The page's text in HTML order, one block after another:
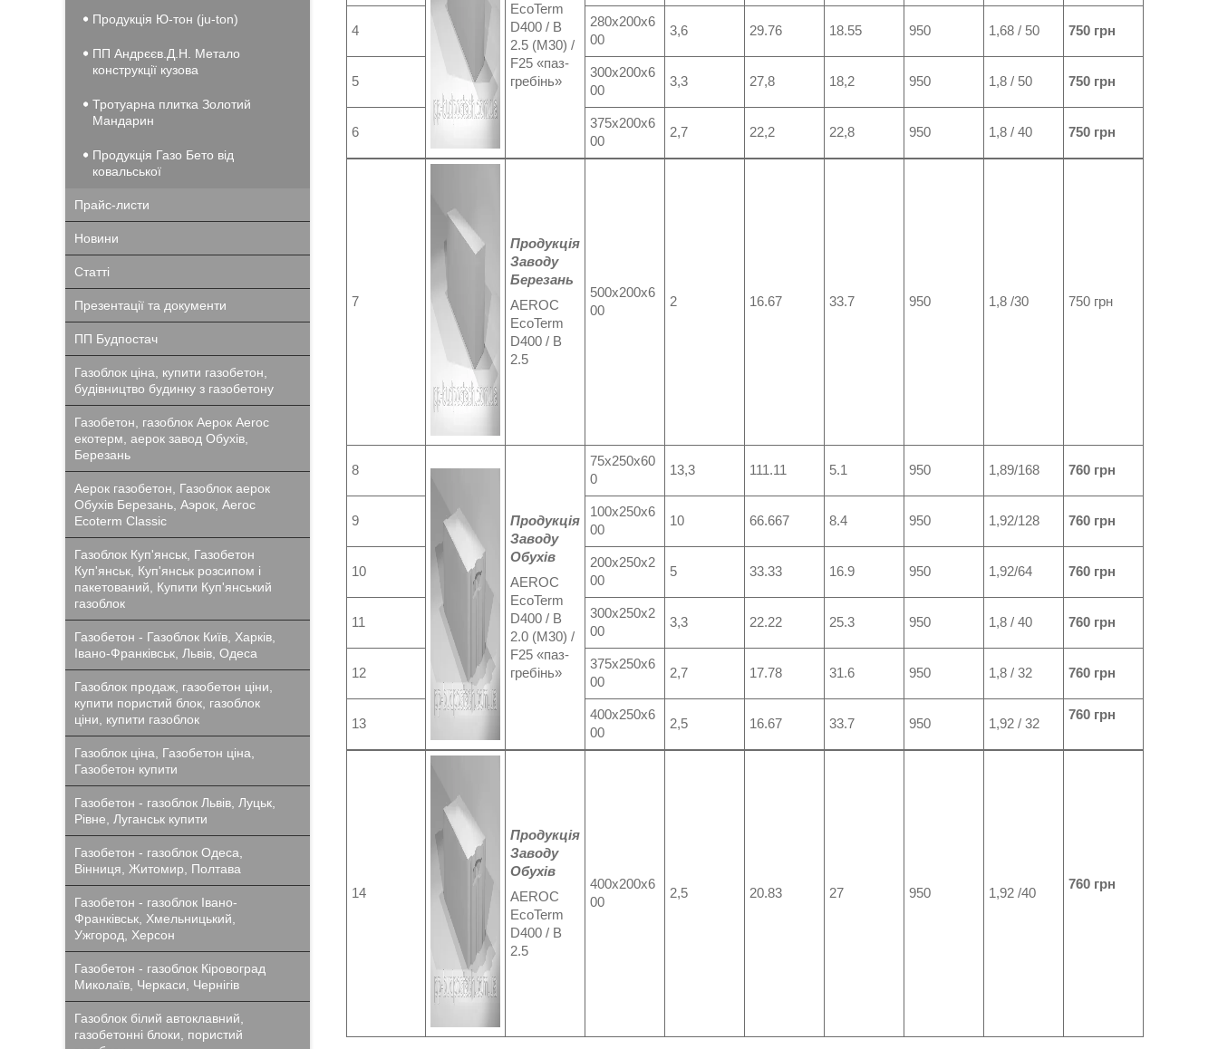
EcoTerm
D400 / B
2.5 (M30) /
F25 «паз-
гребінь»
4
280x200x6
00
3,6 29.76 18.55 950 1,68 / 50 750 грн
5
300x200x6
00
3,3 27,8 18,2 950 1,8 / 50 750 грн
6
375x200x6
00
2,7 22,2 22,8 950 1,8 / 40 750 грн
7
Продукція
Заводу
Березань
AEROC
EcoTerm
D400 / B
2.5
500x200x6
00
2 16.67 33.7 950 1,8 /30 750 грн
8
Продукція
Заводу
Обухів
AEROC
EcoTerm
D400 / B
2.0 (M30) /
F25 «паз-
гребінь»
75x250x60
0
13,3 111.11 5.1 950 1,89/168 760 грн
9
100х250х6
00
10 66.667 8.4 950 1,92/128 760 грн
10
200х250х2
00
5 33.33 16.9 950 1,92/64 760 грн
11
300x250x2
00
3,3 22.22 25.3 950 1,8 / 40 760 грн
12
375x250x6
00
2,7 17.78 31.6 950 1,8 / 32 760 грн
13
400x250x6
00
2,5 16.67 33.7 950 1,92 / 32
760 грн
14
Продукція
Заводу
Обухів
AEROC
EcoTerm
D400 / B
2.5
400x200x6
00
2,5 20.83 27 950 1,92 /40
760 грн
Продукція Ю-тон (ju-ton)
ПП Андрєєв.Д.Н. Метало
конструкції кузова
Тротуарна плитка Золотий
Мандарин
Продукція Газо Бето від
ковальської
Прайс-листи
Новини
Статті
Презентації та документи
ПП Будпостач
Газоблок ціна, купити газобетон,
будівництво будинку з газобетону
Газобетон, газоблок Аерок Aeroc
екотерм, аерок завод Обухів,
Березань
Аерок газобетон, Газоблок аерок
Обухів Березань, Аэрок, Aeroc
Ecoterm Classic
Газоблок Куп'янськ, Газобетон
Куп'янськ, Куп'янськ розсипом і
пакетований, Купити Куп'янський
газоблок
Газобетон - Газоблок Київ, Харків,
Івано-Франківськ, Львів, Одеса
Газоблок продаж, газобетон ціни,
купити пористий блок, газоблок
ціни, купити газоблок
Газоблок ціна, Газобетон ціна,
Газобетон купити
Газобетон - газоблок Львів, Луцьк,
Рівне, Луганськ купити
Газобетон - газоблок Одеса,
Вінниця, Житомир, Полтава
Газобетон - газоблок Івано-
Франківськ, Хмельницький,
Ужгород, Херсон
Газобетон - газоблок Кіровоград
Миколаїв, Черкаси, Чернігів
Газоблок білий автоклавний,
газобетонні блоки, пористий